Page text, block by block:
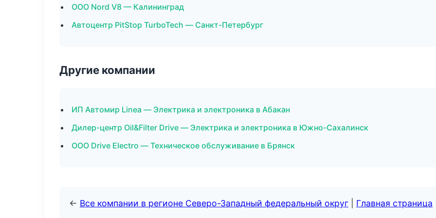
ООО Nord V8 — Калининград
Автоцентр PitStop TurboTech — Санкт-Петербург
Другие компании
ИП Автомир Linea — Электрика и электроника в Абакан
Дилер-центр Oil&Filter Drive — Электрика и электроника в Южно-Сахалинск
ООО Drive Electro — Техническое обслуживание в Брянск
← Все компании в регионе Северо-Западный федеральный округ Главная страница